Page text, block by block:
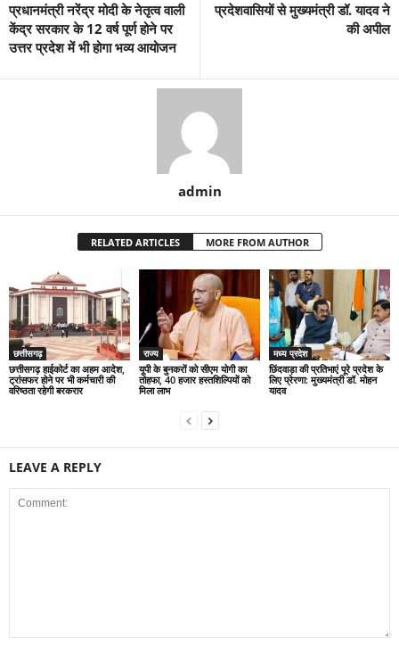
प्रधानमंत्री नरेंद्र मोदी के नेतृत्व वाली
केंद्र सरकार के 12 वर्ष पूर्ण होने पर
उत्तर प्रदेश में भी होगा भव्य आयोजन
प्रदेशवासियों से मुख्यमंत्री डॉ. यादव ने
की अपील
admin
RELATED ARTICLES MORE FROM AUTHOR
छत्तीसगढ़
छत्तीसगढ़ हाईकोर्ट का अहम आदेश,
ट्रांसफर होने पर भी कर्मचारी की
वरिष्ठता रहेगी बरकरार
राज्य
यूपी के बुनकरों को सीएम योगी का
तोहफा, 40 हजार हस्तशिल्पियों को
मिला लाभ
मध्य प्रदेश
छिंदवाड़ा की प्रतिभाएं पूरे प्रदेश के
लिए प्रेरणा: मुख्यमंत्री डॉ. मोहन
यादव
LEAVE A REPLY